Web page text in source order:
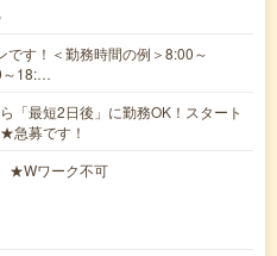
です！＜勤務時間の例＞8:00～
～18:…
最短2日後」に勤務OK！スタート
急募です！
★Wワーク不可